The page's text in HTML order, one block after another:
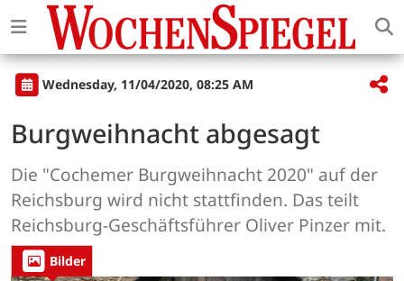
Wednesday, 11/04/2020, 08:25 AM
Burgweihnacht abgesagt
Die "Cochemer Burgweihnacht 2020" auf der
Reichsburg wird nicht stattfinden. Das teilt
Reichsburg-Geschäftsführer Oliver Pinzer mit.
Bilder